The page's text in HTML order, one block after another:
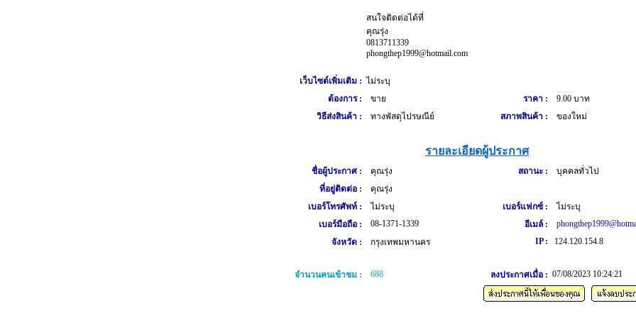
สนใจติดต่อได้ที่
คุณรุ่ง
0813711339
phongthep1999@hotmail.com
เว็บไซต์เพิ่มเติม : ไม่ระบุ
ต้องการ :
ขาย ราคา :
9.00 บาท
วิธีส่งสินค้า :
ทางพัสดุไปรษณีย์ สภาพสินค้า : ของใหม่
รายละเอียดผู้ประกาศ
ชื่อผู้ประกาศ : คุณรุ่ง สถานะ :
บุคคลทั่วไป
ที่อยู่ติดต่อ :
คุณรุ่ง
เบอร์โทรศัพท์ :
ไม่ระบุ เบอร์แฟกซ์ :
ไม่ระบุ
เบอร์มือถือ :
08-1371-1339 อีเมล์ :
จังหวัด :
กรุงเทพมหานคร IP : 124.120.154.8
จำนวนคนเข้าชม : 688 ลงประกาศเมื่อ : 07/08/2023 10:24:21